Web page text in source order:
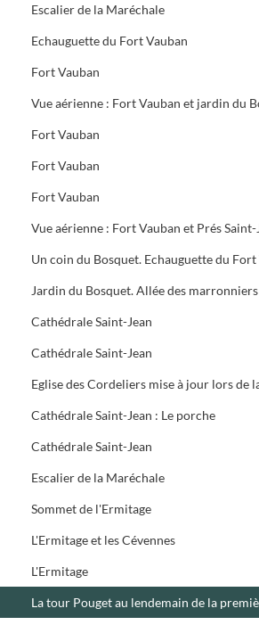
Escalier de la Maréchale
Echauguette du Fort Vauban
Fort Vauban
Vue aérienne : Fort Vauban et jardin du
Fort Vauban
Fort Vauban
Fort Vauban
Vue aérienne : Fort Vauban et Prés Saint-
Un coin du Bosquet. Echauguette du Fort
Jardin du Bosquet. Allée des marronniers
Cathédrale Saint-Jean
Cathédrale Saint-Jean
Cathédrale Saint-Jean : Le porche
Cathédrale Saint-Jean
Escalier de la Maréchale
Sommet de l'Ermitage
L'Ermitage et les Cévennes
L'Ermitage